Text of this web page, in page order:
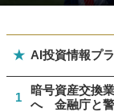
★ AI投資情報プ
1
暗号資産交換
へ 金融庁と